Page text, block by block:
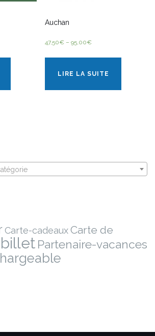
Auchan
47,50€ –95,00€
LIRE LA SUITE
Carte-cadeauxCarte de
Partenaire-vacances